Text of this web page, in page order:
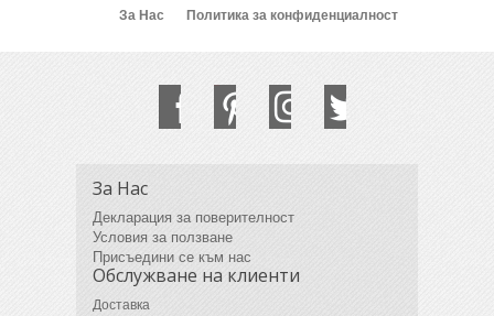
За Нас Политика за конфиденциалност
За Нас
Декларация за поверителност
Условия за ползване
Присъедини се към нас
Обслужване на клиенти
Доставка